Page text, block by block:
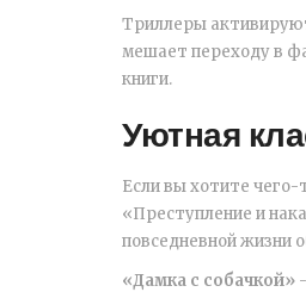
Триллеры
мешает переходу в
книги.
Уютная
Если вы хотите
«Преступление и
повседневной жизни
«Дамка с собачкой»